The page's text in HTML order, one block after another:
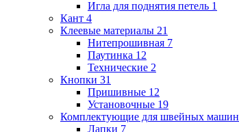
Игла для поднятия петель 1
Кант 4
Клеевые материалы 21
Нитепрошивная 7
Паутинка 12
Технические 2
Кнопки 31
Пришивные 12
Установочные 19
Комплектующие для швейных машин
Лапки 7